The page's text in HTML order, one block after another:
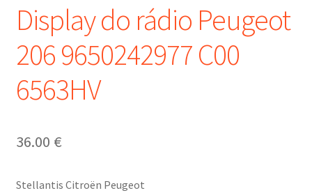
Display do rádio Peugeot
206 9650242977 C00
6563HV
36.00 €
Stellantis Citroën Peugeot